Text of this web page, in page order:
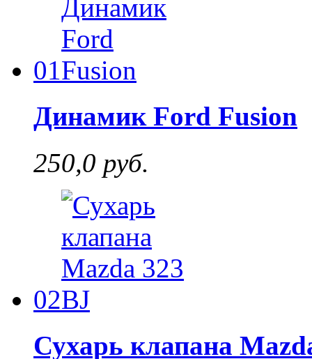
01
Динамик Ford Fusion
250,0 руб.
02
Сухарь клапана